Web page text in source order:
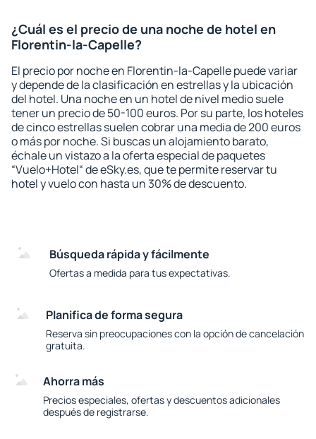
¿Cuál es el precio de una noche de hotel en
Florentin-la-Capelle?
El precio por noche en Florentin-la-Capelle puede variar
y depende de la clasificación en estrellas y la ubicación
del hotel. Una noche en un hotel de nivel medio suele
tener un precio de 50-100 euros. Por su parte, los hoteles
de cinco estrellas suelen cobrar una media de 200 euros
o más por noche. Si buscas un alojamiento barato,
échale un vistazo a la oferta especial de paquetes
“Vuelo+Hotel“ de eSky.es, que te permite reservar tu
hotel y vuelo con hasta un 30% de descuento.
Búsqueda rápida y fácilmente
Ofertas a medida para tus expectativas.
Planifica de forma segura
Reserva sin preocupaciones con la opción de cancelación
gratuita.
Ahorra más
Precios especiales, ofertas y descuentos adicionales
después de registrarse.